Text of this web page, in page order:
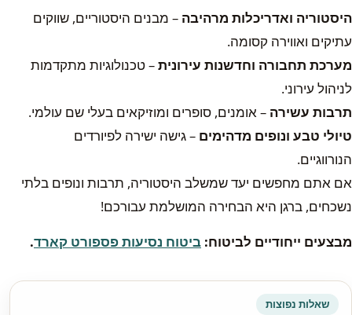
היסטוריה ואדריכלות מרהיבה – מבנים היסטוריים, שווקים
עתיקים ואווירה קסומה.
מערכת תחבורה וחדשנות עירונית– טכנולוגיות מתקדמות
לניהול עירוני.
תרבות עשירה – אומנים, סופרים ומוזיקאים בעלי שם עולמי.
טיולי טבע ונופים מדהימים – גישה ישירה לפיורדים
הנורווגיים.
אם אתם מחפשים יעד שמשלב היסטוריה, תרבות ונופים בלתי
נשכחים, ברגן היא הבחירה המושלמת עבורכם!
מבצעים ייחודיים לביטוח: ביטוח נסיעות פספורט קארד.
שאלות נפוצות